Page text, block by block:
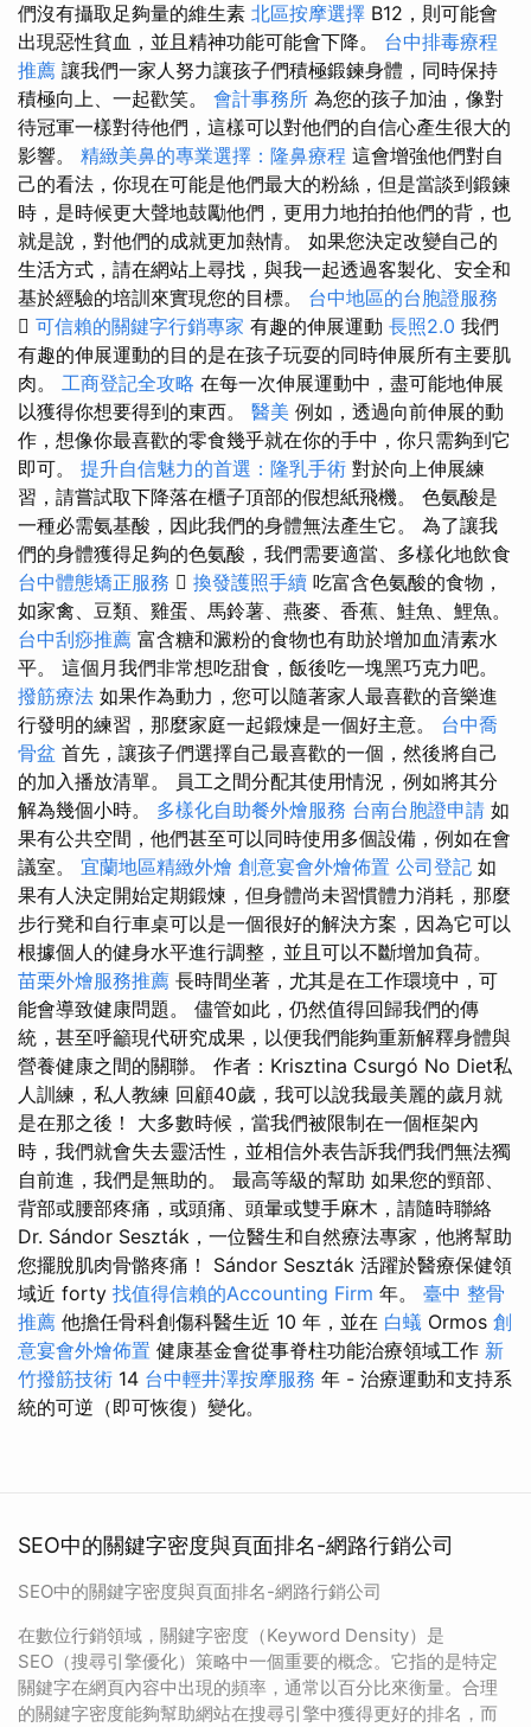
們沒有攝取足夠量的維生素 北區按摩選擇 B12，則可能會
出現惡性貧血，並且精神功能可能會下降。 台中排毒療程
推薦 讓我們一家人努力讓孩子們積極鍛鍊身體，同時保持
積極向上、一起歡笑。 會計事務所 為您的孩子加油，像對
待冠軍一樣對待他們，這樣可以對他們的自信心產生很大的
影響。 精緻美鼻的專業選擇：隆鼻療程 這會增強他們對自
己的看法，你現在可能是他們最大的粉絲，但是當談到鍛鍊
時，是時候更大聲地鼓勵他們，更用力地拍拍他們的背，也
就是說，對他們的成就更加熱情。 如果您決定改變自己的
生活方式，請在網站上尋找，與我一起透過客製化、安全和
基於經驗的培訓來實現您的目標。 台中地區的台胞證服務
 可信賴的關鍵字行銷專家 有趣的伸展運動 長照2.0 我們
有趣的伸展運動的目的是在孩子玩耍的同時伸展所有主要肌
肉。 工商登記全攻略 在每一次伸展運動中，盡可能地伸展
以獲得你想要得到的東西。 醫美 例如，透過向前伸展的動
作，想像你最喜歡的零食幾乎就在你的手中，你只需夠到它
即可。 提升自信魅力的首選：隆乳手術 對於向上伸展練
習，請嘗試取下降落在櫃子頂部的假想紙飛機。 色氨酸是
一種必需氨基酸，因此我們的身體無法產生它。 為了讓我
們的身體獲得足夠的色氨酸，我們需要適當、多樣化地飲食
台中體態矯正服務  換發護照手續 吃富含色氨酸的食物，
如家禽、豆類、雞蛋、馬鈴薯、燕麥、香蕉、鮭魚、鯉魚。
台中刮痧推薦 富含糖和澱粉的食物也有助於增加血清素水
平。 這個月我們非常想吃甜食，飯後吃一塊黑巧克力吧。
撥筋療法 如果作為動力，您可以隨著家人最喜歡的音樂進
行發明的練習，那麼家庭一起鍛煉是一個好主意。 台中喬
骨盆 首先，讓孩子們選擇自己最喜歡的一個，然後將自己
的加入播放清單。 員工之間分配其使用情況，例如將其分
解為幾個小時。 多樣化自助餐外燴服務 台南台胞證申請 如
果有公共空間，他們甚至可以同時使用多個設備，例如在會
議室。 宜蘭地區精緻外燴 創意宴會外燴佈置 公司登記 如
果有人決定開始定期鍛煉，但身體尚未習慣體力消耗，那麼
步行凳和自行車桌可以是一個很好的解決方案，因為它可以
根據個人的健身水平進行調整，並且可以不斷增加負荷。
苗栗外燴服務推薦 長時間坐著，尤其是在工作環境中，可
能會導致健康問題。 儘管如此，仍然值得回歸我們的傳
統，甚至呼籲現代研究成果，以便我們能夠重新解釋身體與
營養健康之間的關聯。 作者：Krisztina Csurgó No Diet私
人訓練，私人教練 回顧40歲，我可以說我最美麗的歲月就
是在那之後！ 大多數時候，當我們被限制在一個框架內
時，我們就會失去靈活性，並相信外表告訴我們我們無法獨
自前進，我們是無助的。 最高等級的幫助 如果您的頸部、
背部或腰部疼痛，或頭痛、頭暈或雙手麻木，請隨時聯絡
Dr. Sándor Seszták，一位醫生和自然療法專家，他將幫助
您擺脫肌肉骨骼疼痛！ Sándor Seszták 活躍於醫療保健領
域近 forty 找值得信賴的Accounting Firm 年。 臺中 整骨
推薦 他擔任骨科創傷科醫生近 10 年，並在 白蟻 Ormos 創
意宴會外燴佈置 健康基金會從事脊柱功能治療領域工作 新
竹撥筋技術 14 台中輕井澤按摩服務 年 - 治療運動和支持系
統的可逆（即可恢復）變化。
SEO中的關鍵字密度與頁面排名-網路行銷公司
SEO中的關鍵字密度與頁面排名-網路行銷公司
在數位行銷領域，關鍵字密度（Keyword Density）是
SEO（搜尋引擎優化）策略中一個重要的概念。它指的是特定
關鍵字在網頁內容中出現的頻率，通常以百分比來衡量。合理
的關鍵字密度能夠幫助網站在搜尋引擎中獲得更好的排名，而